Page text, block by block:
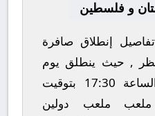
و فلسطين
تفاصيل إنطلاق صافرة
, حيث ينطلق يوم
17:30 بتوقيت
ملعب دولين